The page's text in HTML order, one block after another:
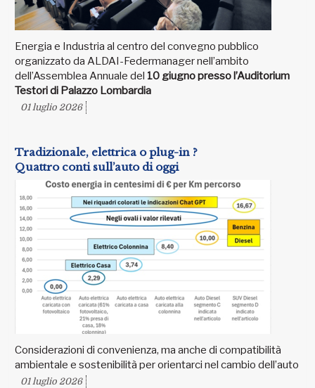
Energia e Industria al centro del convegno pubblico
organizzato da ALDAI-Federmanager nell’ambito
dell’Assemblea Annuale del 10 giugno presso l’Auditorium
Testori di Palazzo Lombardia
01 luglio 2026
Tradizionale, elettrica o plug-in ?
Quattro conti sull’auto di oggi
Considerazioni di convenienza, ma anche di compatibilità
ambientale e sostenibilità per orientarci nel cambio dell’auto
01 luglio 2026